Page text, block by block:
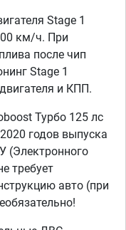
Stage 1
км/ч. При
после чип
Stage 1
и КПП.
Турбо 125 лс
годов выпуска
(Электронного
требует
авто (при